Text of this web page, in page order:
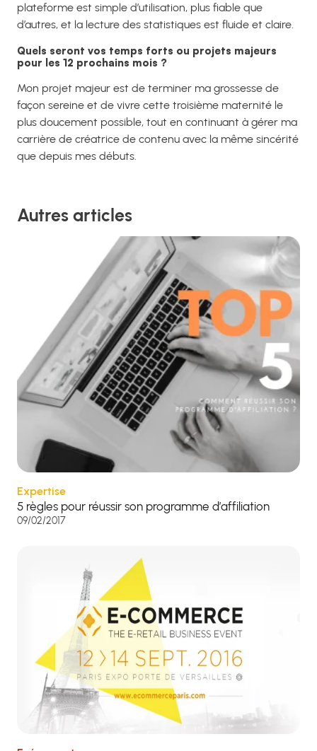
plateforme est simple d’utilisation, plus fiable que
d’autres, et la lecture des statistiques est fluide et claire.
Quels seront vos temps forts ou projets majeurs
pour les 12 prochains mois ?
Mon projet majeur est de terminer ma grossesse de
façon sereine et de vivre cette troisième maternité le
plus doucement possible, tout en continuant à gérer ma
carrière de créatrice de contenu avec la même sincérité
que depuis mes débuts.
Autres articles
Expertise
5 règles pour réussir son programme d’affiliation
09/02/2017